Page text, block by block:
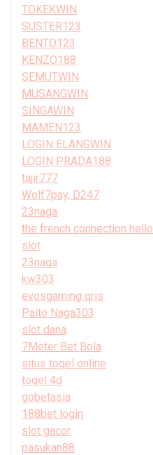
TOKEKWIN
SUSTER123
BENTO123
KENZO188
SEMUTWIN
MUSANGWIN
SINGAWIN
MAMEN123
LOGIN ELANGWIN
LOGIN PRADA188
tajir777
Wolf7pay, D247
23naga
the french connection hello
slot
23naga
kw303
evosgaming qris
Paito Naga303
slot dana
7Meter Bet Bola
situs togel online
togel 4d
gobetasia
188bet login
slot gacor
pasukan88